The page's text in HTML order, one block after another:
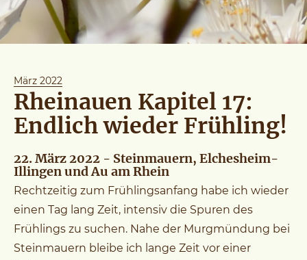
März 2022
Rheinauen Kapitel 17:
Endlich wieder Frühling!
22. März 2022 - Steinmauern, Elchesheim-
Illingen und Au am Rhein
Rechtzeitig zum Frühlingsanfang habe ich wieder
einen Tag lang Zeit, intensiv die Spuren des
Frühlings zu suchen. Nahe der Murgmündung bei
Steinmauern bleibe ich lange Zeit vor einer